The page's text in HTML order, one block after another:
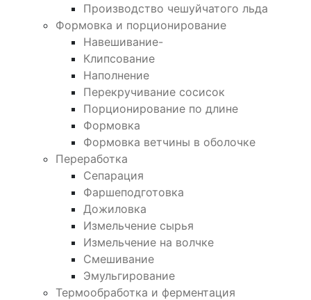
Производство чешуйчатого льда
Формовка и порционирование
Навешивание-
Клипсование
Наполнение
Перекручивание сосисок
Порционирование по длине
Формовка
Формовка ветчины в оболочке
Переработка
Сепарация
Фаршеподготовка
Дожиловка
Измельчение сырья
Измельчение на волчке
Смешивание
Эмульгирование
Термообработка и ферментация